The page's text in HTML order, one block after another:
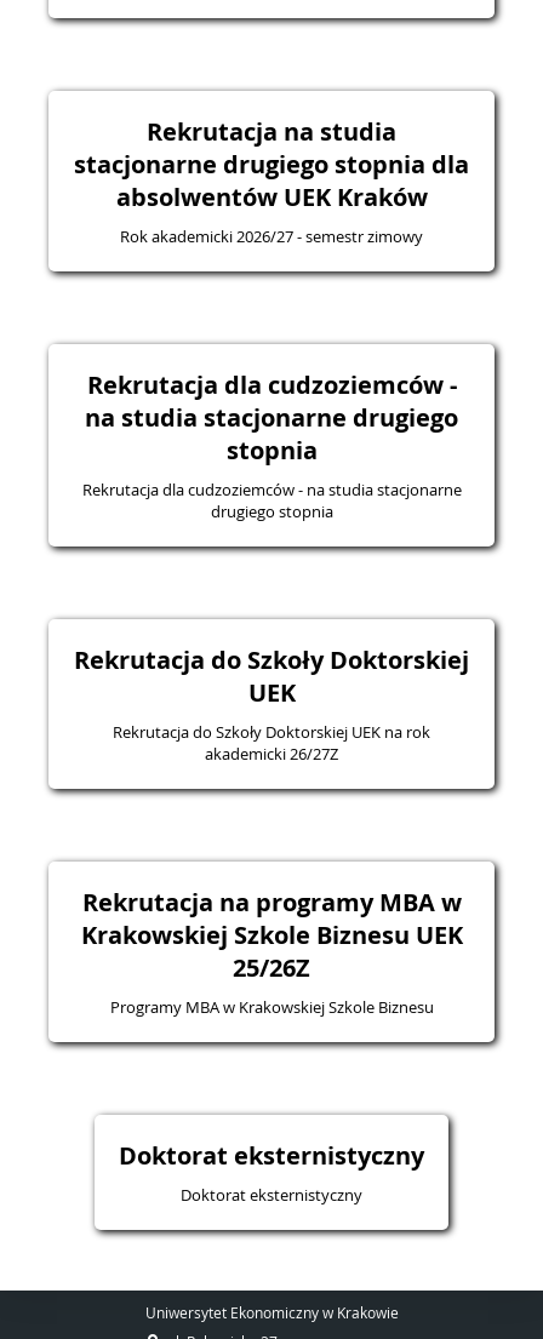
Rekrutacja na studia
stacjonarne drugiego stopnia dla
absolwentów UEK Kraków
Rok akademicki 2026/27 - semestr zimowy
Rekrutacja dla cudzoziemców -
na studia stacjonarne drugiego
stopnia
Rekrutacja dla cudzoziemców - na studia stacjonarne
drugiego stopnia
Rekrutacja do Szkoły Doktorskiej
UEK
Rekrutacja do Szkoły Doktorskiej UEK na rok
akademicki 26/27Z
Rekrutacja na programy MBA w
Krakowskiej Szkole Biznesu UEK
25/26Z
Programy MBA w Krakowskiej Szkole Biznesu
Doktorat eksternistyczny
Doktorat eksternistyczny
Uniwersytet Ekonomiczny w Krakowie